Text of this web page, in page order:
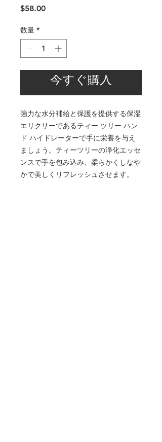
$58.00価
数量 *
今すぐ購入
強力な水分補給と保護を提供する保湿
エリクサーであるティー ツリー ハン
ド ハイドレーターで手に栄養を与え
ましょう。ティーツリーの浄化エッセ
ンスで手を包み込み、柔らかくしなや
かで美しくリフレッシュさせます。